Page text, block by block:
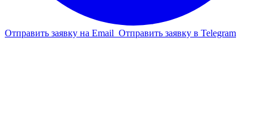
Отправить заявку на Email Отправить заявку в Telegram